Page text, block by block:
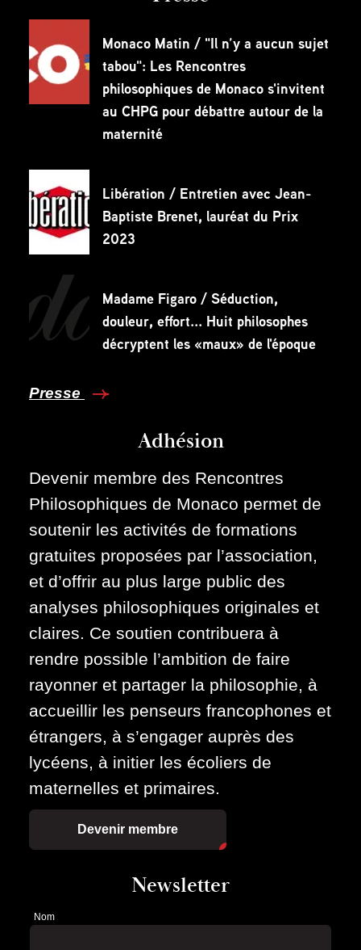
Monaco Matin / "Il n’y a aucun sujet
tabou": Les Rencontres
philosophiques de Monaco s'invitent
au CHPG pour débattre autour de la
maternité
Libération / Entretien avec Jean-
Baptiste Brenet, lauréat du Prix
2023
Madame Figaro / Séduction,
douleur, effort... Huit philosophes
décryptent les «maux» de l'époque
Presse
Adhésion
Devenir membre des Rencontres
Philosophiques de Monaco permet de
soutenir les activités de formations
gratuites proposées par l’association,
et d’offrir au plus large public des
analyses philosophiques originales et
claires. Ce soutien contribuera à
rendre possible l’ambition de faire
rayonner et partager la philosophie, à
accueillir les penseurs francophones et
étrangers, à s’engager auprès des
lycéens, à initier les écoliers de
maternelles et primaires.
Devenir membre
Newsletter
Newsletter
Nom